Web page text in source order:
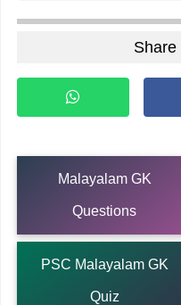
Malayalam GK
Questions
PSC Malayalam GK
Quiz